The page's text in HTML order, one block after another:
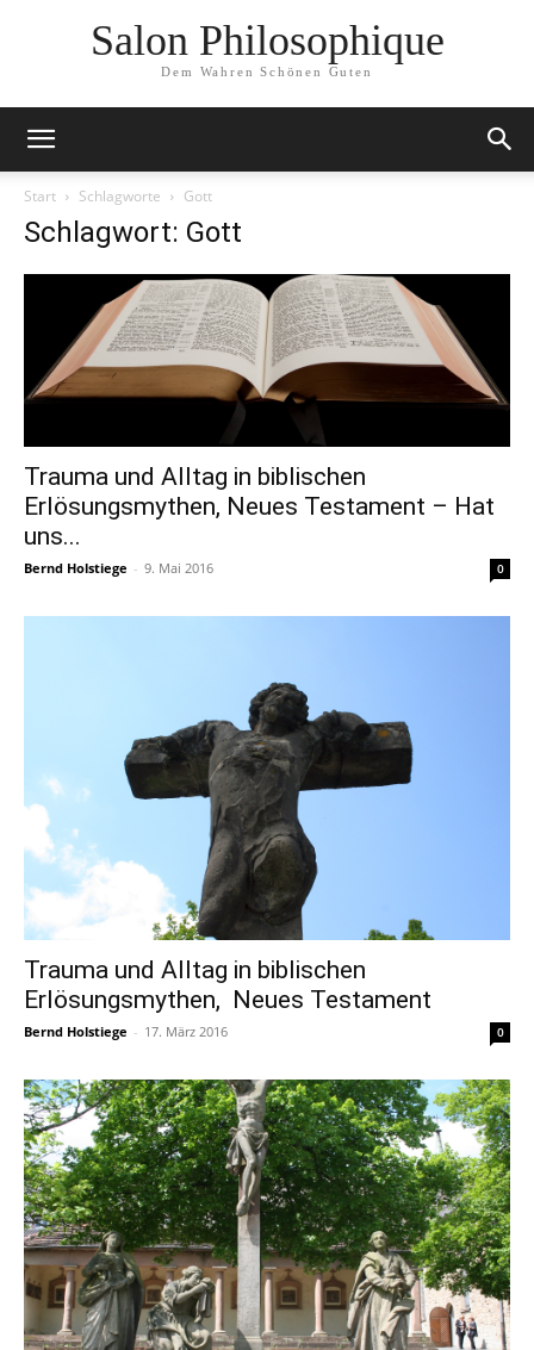
Salon Philosophique
Dem Wahren Schönen Guten
Start Schlagworte Gott
Schlagwort: Gott
Trauma und Alltag in biblischen
Erlösungsmythen, Neues Testament – Hat
uns...
Bernd Holstiege - 9. Mai 2016 0
Trauma und Alltag in biblischen
Erlösungsmythen, Neues Testament
Bernd Holstiege - 17. März 2016 0